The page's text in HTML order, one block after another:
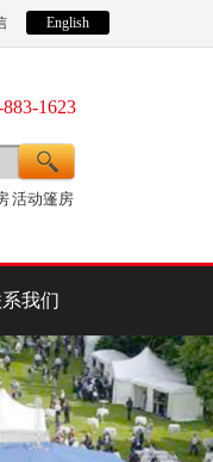
English
1623
活动篷房
我们